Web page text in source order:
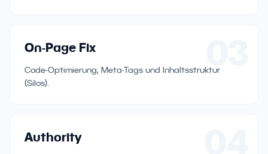
On-Page Fix
Code-Optimierung, Meta-Tags und Inhaltsstruktur
(Silos).
Authority